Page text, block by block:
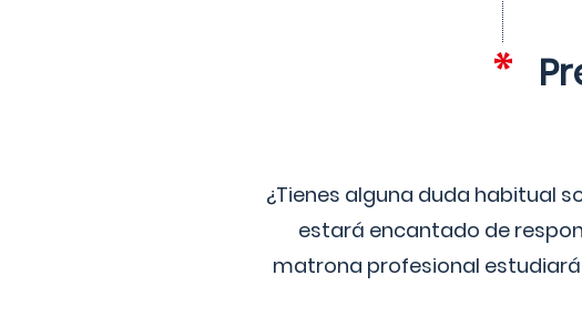
¿Tienes alguna duda habitual
estará encantado de
matrona profesional